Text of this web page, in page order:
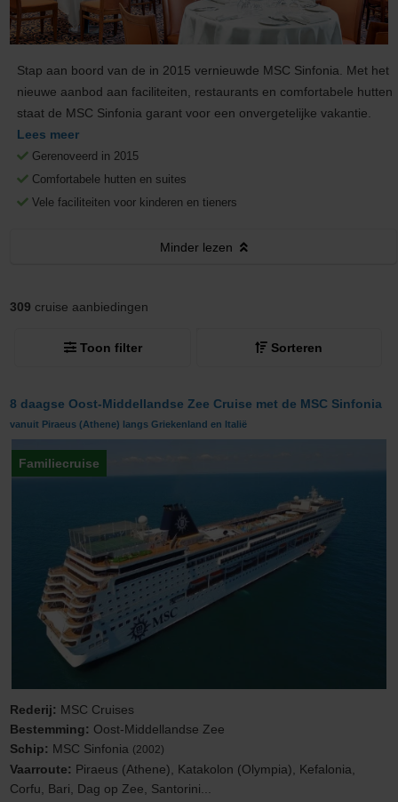
Stap aan boord van de in 2015 vernieuwde MSC Sinfonia. Met het
nieuwe aanbod aan faciliteiten, restaurants en comfortabele hutten
staat de MSC Sinfonia garant voor een onvergetelijke vakantie.
Lees meer
Gerenoveerd in 2015
Comfortabele hutten en suites
Vele faciliteiten voor kinderen en tieners
Minderlezen
309 cruise aanbiedingen
Toon filter Sorteren
8 daagse Oost-Middellandse Zee Cruise met de MSC Sinfonia
vanuit Piraeus (Athene) langs Griekenland en Italië
Familiecruise
Rederij: MSC Cruises
Bestemming: Oost-Middellandse Zee
Schip: MSC Sinfonia (2002)
Vaarroute: Piraeus (Athene), Katakolon (Olympia), Kefalonia,
Corfu, Bari, Dag op Zee, Santorini...